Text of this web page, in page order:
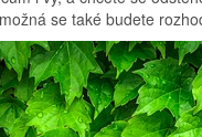
se také budete